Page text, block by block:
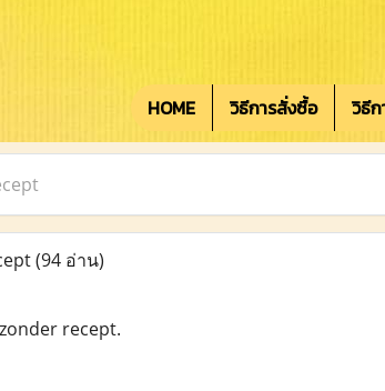
HOME วิธีการสั่งซื้อ วิธี
(94 อ่าน)
recept.